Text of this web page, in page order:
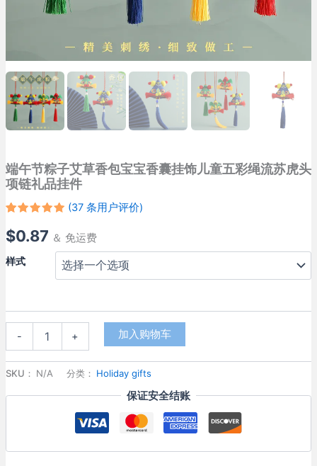
端午节粽子艾草香包宝宝香囊挂饰儿童五彩绳流苏虎头
项链礼品挂件
/ 5，已有
位客户进
(37条用户评价)
$0.87 ＆ 免运费
样式
-
粽
艾
宝
+ 加入购物车
SKU： N/A 分类： Holiday gifts
保证安全结账